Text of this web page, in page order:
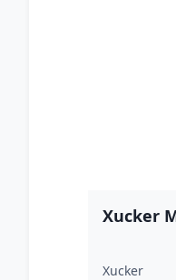
Xucker
Xucker